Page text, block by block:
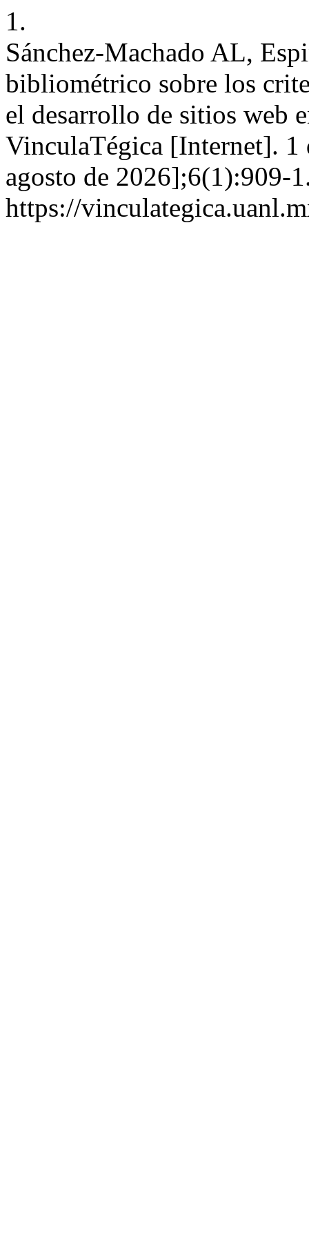
1.
Sánchez-Machado AL,
bibliométrico sobre los
el desarrollo de sitios web
VinculaTégica [Internet].
agosto de 2026];6(1):909-
https://